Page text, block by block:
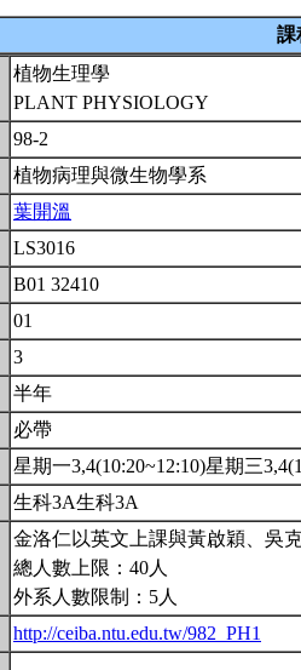
課
植物生理學
PLANT PHYSIOLOGY
98-2
植物病理與微生物學系
葉開溫
LS3016
B01 32410
01
3
半年
必帶
星期一3,4(10:20~12:10)星期三
生科3A生科3A
金洛仁以英文上課與黃啟穎、吳
總人數上限：40人
外系人數限制：5人
http://ceiba.ntu.edu.tw/982_PH1